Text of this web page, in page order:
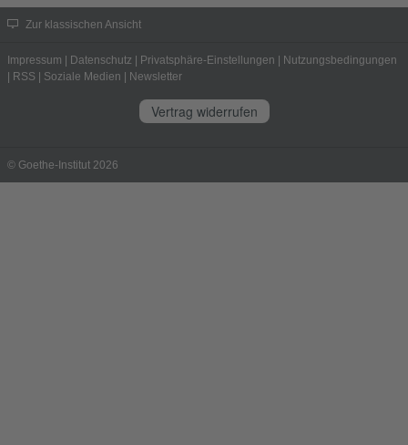
Zur klassischen Ansicht
Impressum Datenschutz Privatsphäre-Einstellungen
Nutzungsbedingungen
RSS Soziale Medien Newsletter
Vertrag widerrufen
© Goethe-Institut 2026